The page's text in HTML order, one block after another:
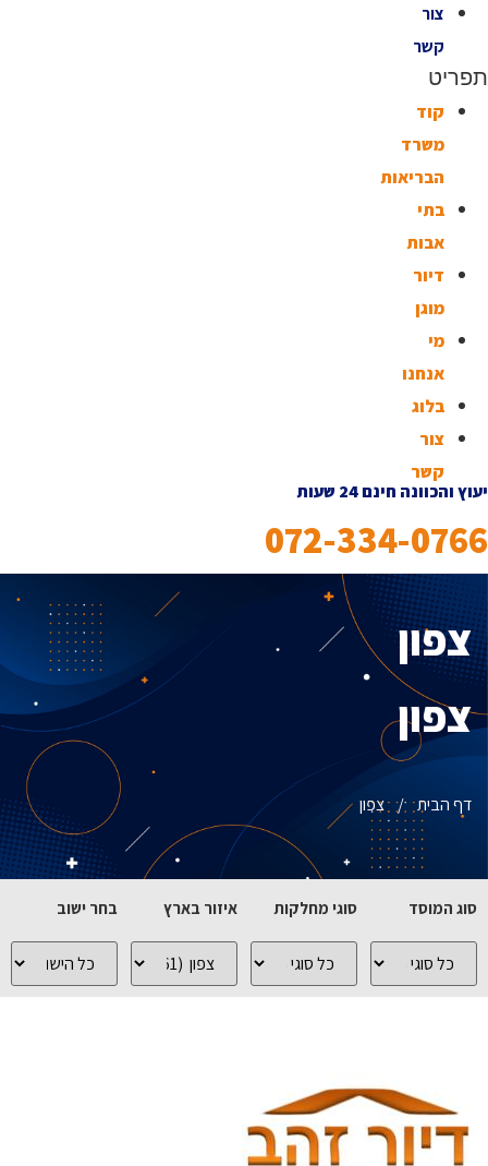
צור
קשר
תפריט
קוד
משרד
הבריאות
בתי
אבות
דיור
מוגן
מי
אנחנו
בלוג
צור
קשר
יעוץ והכוונה חינם 24 שעות
072-334-0766
צפון
צפון
דף הבית/צפון
סוג המוסד
כל
סוגי
המוסדות
סוגי מחלקות
כל
סוגי
המחלקות
איזור בארץ
כל
האיזורים
בארץ
בחר ישוב
כל
הישובים